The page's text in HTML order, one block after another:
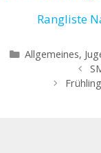
Rangliste
Kategorien
Allgemeines,